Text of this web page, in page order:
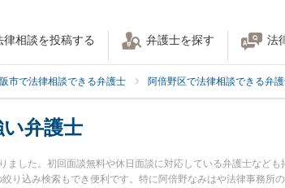
律相談を投稿する 弁護士を探す 法
市で法律相談できる弁護士 阿倍野区で法律相談できる弁
弁護士
した。初回面談無料や休日面談に対応している弁護士など
り込み検索もでき便利です。特に阿倍野なみはや法律事務所